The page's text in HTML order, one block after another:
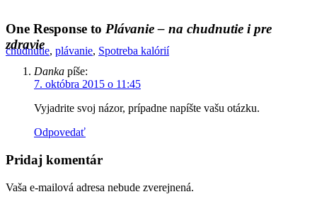
chudnutie, plávanie, Spotreba kalórií
One Response to Plávanie – na chudnutie i pre
zdravie
Danka píše:
7. októbra 2015 o 11:45
Vyjadrite svoj názor, prípadne napíšte vašu otázku.
Odpovedať
Pridaj komentár
Vaša e-mailová adresa nebude zverejnená.